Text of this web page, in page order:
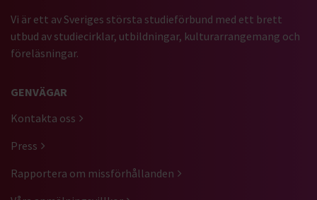
Vi är ett av Sveriges största studieförbund med ett brett
utbud av studiecirklar, utbildningar, kulturarrangemang och
föreläsningar.
GENVÄGAR
Kontakta oss
Press
Rapportera om missförhållanden